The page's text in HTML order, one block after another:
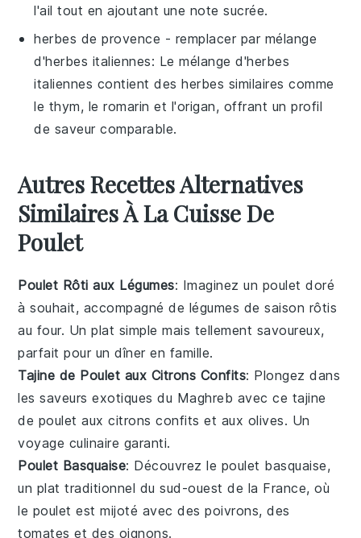
l'ail tout en ajoutant une note sucrée.
herbes de provence - remplacer par mélange
d'herbes italiennes: Le mélange d'herbes
italiennes contient des herbes similaires comme
le thym, le romarin et l'origan, offrant un profil
de saveur comparable.
Autres Recettes Alternatives
Similaires À La Cuisse De
Poulet
Poulet Rôti aux Légumes: Imaginez un poulet doré
à souhait, accompagné de légumes de saison rôtis
au four. Un plat simple mais tellement savoureux,
parfait pour un dîner en famille.
Tajine de Poulet aux Citrons Confits: Plongez dans
les saveurs exotiques du Maghreb avec ce tajine
de poulet auxcitrons confits et aux olives. Un
voyage culinaire garanti.
Poulet Basquaise: Découvrez le poulet basquaise,
un plat traditionnel du sud-ouest de la France, où
le poulet est mijoté avec despoivrons, des
tomates et des oignons.